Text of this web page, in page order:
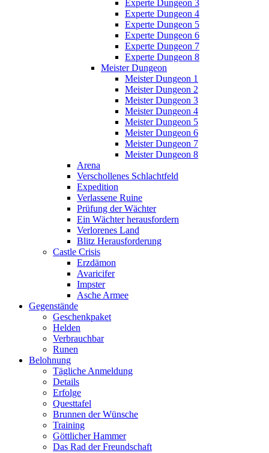
Experte Dungeon 3
Experte Dungeon 4
Experte Dungeon 5
Experte Dungeon 6
Experte Dungeon 7
Experte Dungeon 8
Meister Dungeon
Meister Dungeon 1
Meister Dungeon 2
Meister Dungeon 3
Meister Dungeon 4
Meister Dungeon 5
Meister Dungeon 6
Meister Dungeon 7
Meister Dungeon 8
Arena
Verschollenes Schlachtfeld
Expedition
Verlassene Ruine
Prüfung der Wächter
Ein Wächter herausfordern
Verlorenes Land
Blitz Herausforderung
Castle Crisis
Erzdämon
Avaricifer
Impster
Asche Armee
Gegenstände
Geschenkpaket
Helden
Verbrauchbar
Runen
Belohnung
Tägliche Anmeldung
Details
Erfolge
Questtafel
Brunnen der Wünsche
Training
Göttlicher Hammer
Das Rad der Freundschaft